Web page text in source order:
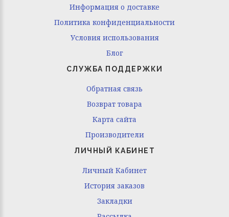
Информация о доставке
Политика конфиденциальности
Условия использования
Блог
СЛУЖБА ПОДДЕРЖКИ
Обратная связь
Возврат товара
Карта сайта
Производители
ЛИЧНЫЙ КАБИНЕТ
Личный Кабинет
История заказов
Закладки